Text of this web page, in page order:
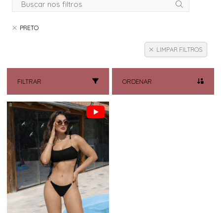
PRETO
LIMPAR FILTROS
FILTRAR ORDENAR